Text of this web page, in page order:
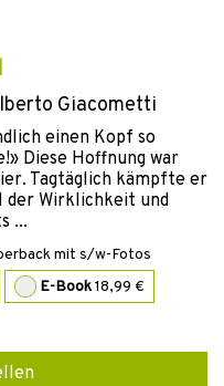
Giacometti
einen Kopf so
Diese Hoffnung war
Tagtäglich kämpfte er
der Wirklichkeit und
...
mit s/w-Fotos
E-Book18,99 €